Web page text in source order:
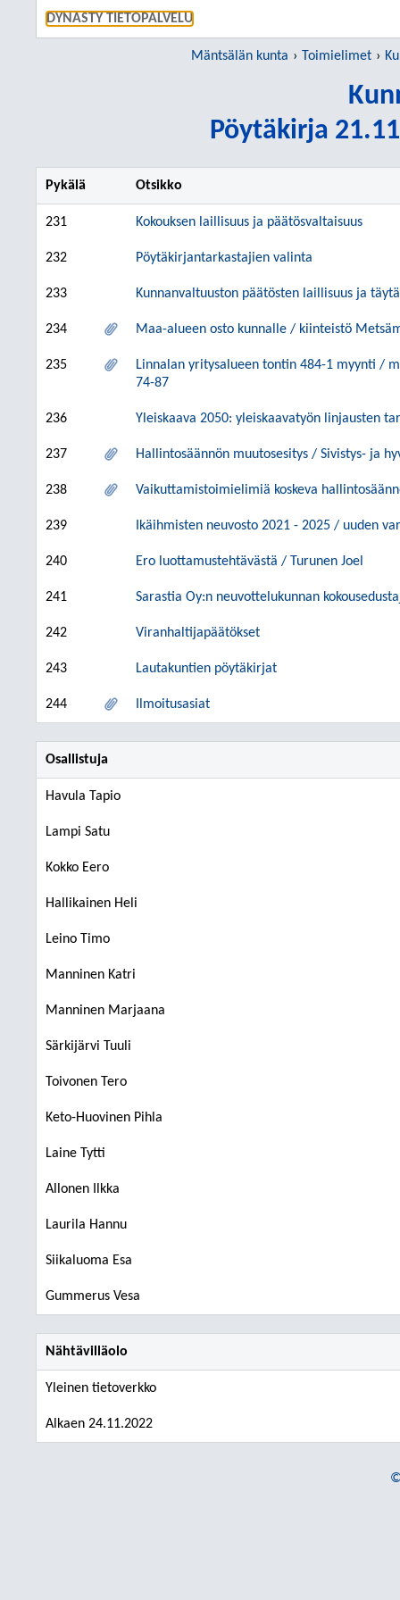
DYNASTY TIETOPALVELU
Mäntsälän kunta Toimielimet
Pöytäkirja
Pykälä Otsikko
231 Kokouksen laillisuus ja päätösvaltaisuus
232 Pöytäkirjantarkastajien valinta
233 Kunnanvaltuuston päätösten laillisuus ja
234 Maa-alueen osto kunnalle / kiinteistö
235
Linnalan yritysalueen tontin 484-1 myynti /
74-87
236 Yleiskaava 2050: yleiskaavatyön linjausten
237 Hallintosäännön muutosesitys / Sivistys- ja
238 Vaikuttamistoimielimiä koskeva
239 Ikäihmisten neuvosto 2021 - 2025 / uuden
240 Ero luottamustehtävästä / Turunen Joel
241 Sarastia Oy:n neuvottelukunnan
242 Viranhaltijapäätökset
243 Lautakuntien pöytäkirjat
244 Ilmoitusasiat
Osallistuja
Havula Tapio
Lampi Satu
Kokko Eero
Hallikainen Heli
Leino Timo
Manninen Katri
Manninen Marjaana
Särkijärvi Tuuli
Toivonen Tero
Keto-Huovinen Pihla
Laine Tytti
Allonen Ilkka
Laurila Hannu
Siikaluoma Esa
Gummerus Vesa
Nähtävilläolo
Yleinen tietoverkko
Alkaen 24.11.2022